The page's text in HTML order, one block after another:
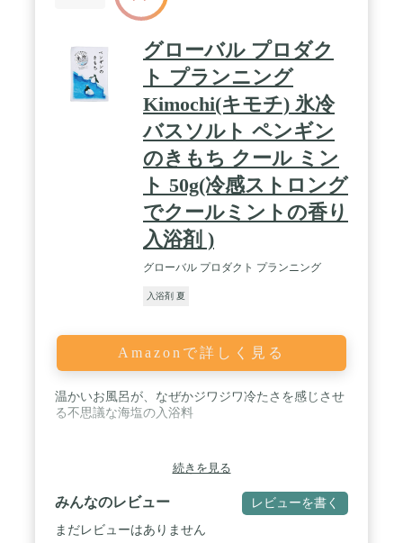
ト」「低刺激性」「弱酸性」「微香性」「乳白色」
／大人と一緒に入浴できる赤ちゃんから / 【有効成
分】グリチルリチン酸2K【効能】荒れ性、しっし
ん、ひび、あかぎれ、しもやけ、冷え症、疲労回
復、肩のこり、腰痛、神経痛、リウマチ、あせも、
にきび、くじき、うちみ、痔、産前産後の冷え症の
方に。 / アレルギーテスト済み（すべての方にアレ
ルギーが起こらないというわけではありません）
【内容量】 480mL＜約12回分＞ 【原産国】 日本
【香り】 グリーンフローラルの香り 【肌質】 敏感
グローバル プロダク
ト プランニング
Kimochi(キモチ) 氷冷
バスソルト ペンギン
のきもち クール ミン
ト 50g(冷感ストロング
でクールミントの香り
入浴剤 )
グローバル プロダクト プランニング
入浴剤 夏
Amazonで詳しく見る
温かいお風呂が、なぜかジワジワ冷たさを感じさせ
る不思議な海塩の入浴料
続きを見る
みんなのレビュー レビューを書く
まだレビューはありません